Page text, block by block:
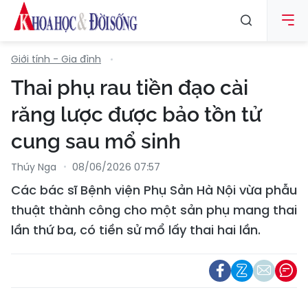
Giới tính - Gia đình
Thai phụ rau tiền đạo cài
răng lược được bảo tồn tử
cung sau mổ sinh
Thúy Nga 08/06/2026 07:57
Các bác sĩ Bệnh viện Phụ Sản Hà Nội vừa phẫu
thuật thành công cho một sản phụ mang thai
lần thứ ba, có tiền sử mổ lấy thai hai lần.